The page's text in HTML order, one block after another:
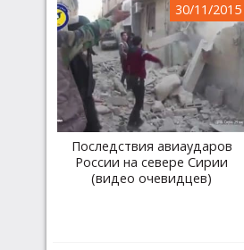
30/11/2015
Последствия авиаударов
России на севере Сирии
(видео очевидцев)